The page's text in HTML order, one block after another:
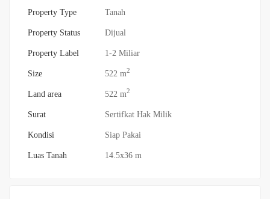
Property Type Tanah
Property Status Dijual
Property Label 1-2 Miliar
Size 522 m2
Land area 522 m2
Surat Sertifkat Hak Milik
Kondisi Siap Pakai
Luas Tanah 14.5x36 m